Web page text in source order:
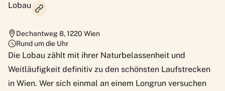
Lobau
Dechantweg 8,1220 Wien
Rund um die Uhr
Die Lobau zählt mit ihrer Naturbelassenheit und
Weitläufigkeit definitiv zu den schönsten Laufstrecken
in Wien. Wer sich einmal an einem Longrun versuchen